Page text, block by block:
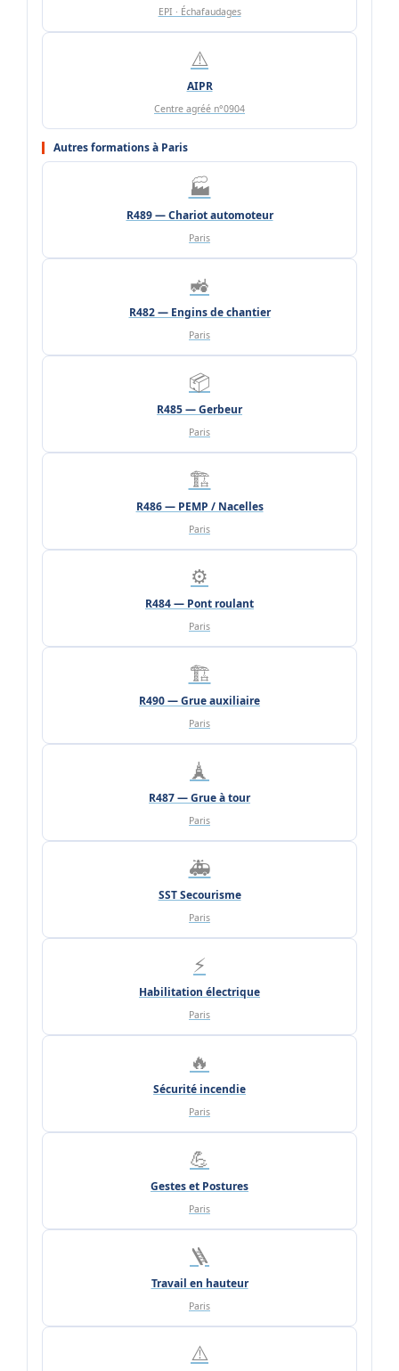
EPI · Échafaudages
⚠️
AIPR
Centre agréé n°0904
Autres formations à Paris
🏭
R489 — Chariot automoteur
Paris
🚜
R482 — Engins de chantier
Paris
📦
R485 — Gerbeur
Paris
🏗️
R486 — PEMP / Nacelles
Paris
⚙️
R484 — Pont roulant
Paris
🏗️
R490 — Grue auxiliaire
Paris
🗼
R487 — Grue à tour
Paris
🚑
SST Secourisme
Paris
⚡
Habilitation électrique
Paris
🔥
Sécurité incendie
Paris
💪
Gestes et Postures
Paris
🪜
Travail en hauteur
Paris
⚠️